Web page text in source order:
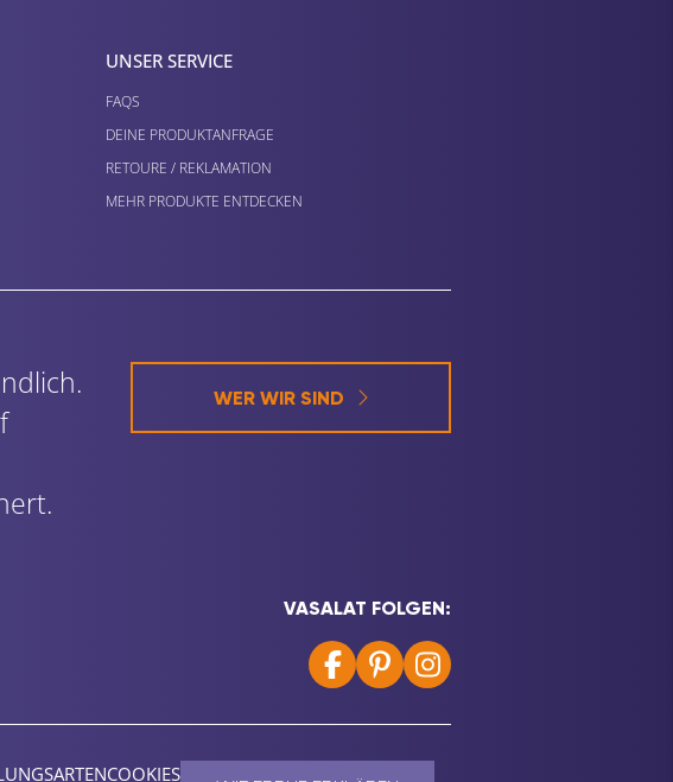
UNSER SERVICE
FAQS
DEINE PRODUKTANFRAGE
RETOURE / REKLAMATION
MEHR PRODUKTE ENTDECKEN
WER WIR SIND
VASALAT FOLGEN:
COOKIES